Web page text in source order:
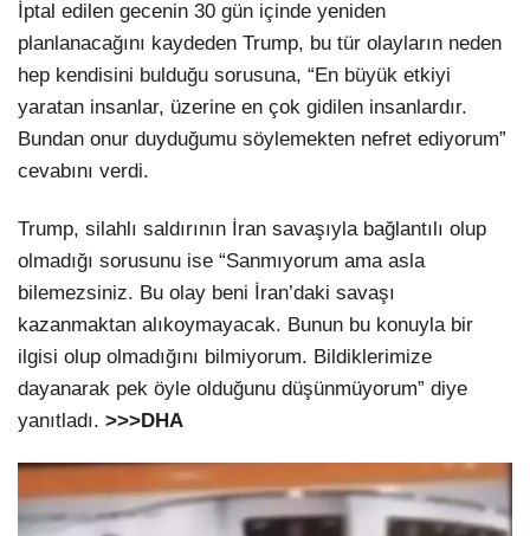
İptal edilen gecenin 30 gün içinde yeniden
planlanacağını kaydeden Trump, bu tür olayların neden
hep kendisini bulduğu sorusuna, “En büyük etkiyi
yaratan insanlar, üzerine en çok gidilen insanlardır.
Bundan onur duyduğumu söylemekten nefret ediyorum”
cevabını verdi.
Trump, silahlı saldırının İran savaşıyla bağlantılı olup
olmadığı sorusunu ise “Sanmıyorum ama asla
bilemezsiniz. Bu olay beni İran’daki savaşı
kazanmaktan alıkoymayacak. Bunun bu konuyla bir
ilgisi olup olmadığını bilmiyorum. Bildiklerimize
dayanarak pek öyle olduğunu düşünmüyorum” diye
yanıtladı. >>>DHA